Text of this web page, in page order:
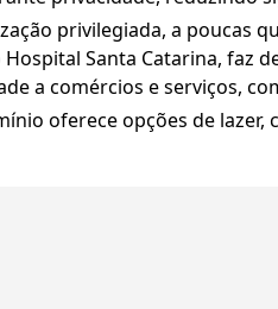
privilegiada, a poucas
Hospital Santa Catarina, faz
a comércios e serviços,
oferece opções de lazer,